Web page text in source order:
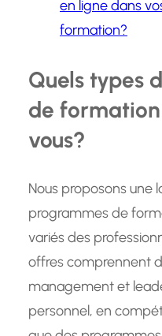
en ligne dans
formation?
Quels types
de
vous?
Nous proposons une
programmes de
variés des
offres comprennent
management et
personnel, en